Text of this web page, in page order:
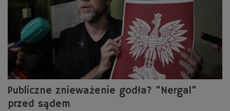
Publiczne znieważenie godła? "Nergal"
przed sądem